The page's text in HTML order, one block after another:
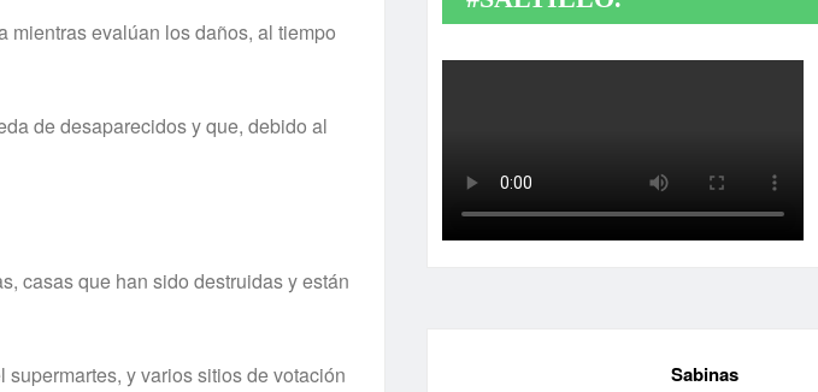
mientras evalúan los daños, al tiempo
de desaparecidos y que, debido al
casas que han sido destruidas y están
y varios sitios de votación
Sabinas